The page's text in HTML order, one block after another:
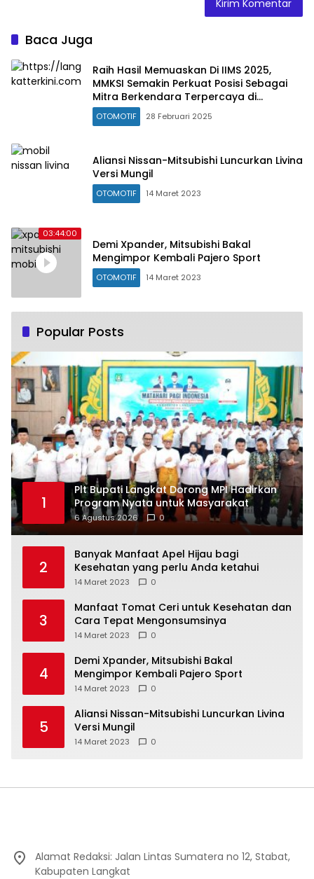
Baca Juga
Raih Hasil Memuaskan Di IIMS 2025,
MMKSI Semakin Perkuat Posisi Sebagai
Mitra Berkendara Terpercaya di
Indonesia
OTOMOTIF 28 Februari 2025
Aliansi Nissan-Mitsubishi Luncurkan Livina
Versi Mungil
OTOMOTIF 14 Maret 2023
03:44:00
Demi Xpander, Mitsubishi Bakal
Mengimpor Kembali Pajero Sport
OTOMOTIF 14 Maret 2023
Popular Posts
1
Plt Bupati Langkat Dorong MPI Hadirkan
Program Nyata untuk Masyarakat
6 Agustus 2026 0
2
Banyak Manfaat Apel Hijau bagi
Kesehatan yang perlu Anda ketahui
14 Maret 2023 0
3
Manfaat Tomat Ceri untuk Kesehatan dan
Cara Tepat Mengonsumsinya
14 Maret 2023 0
4
Demi Xpander, Mitsubishi Bakal
Mengimpor Kembali Pajero Sport
14 Maret 2023 0
5
Aliansi Nissan-Mitsubishi Luncurkan Livina
Versi Mungil
14 Maret 2023 0
Alamat Redaksi: Jalan Lintas Sumatera no 12, Stabat,
Kabupaten Langkat